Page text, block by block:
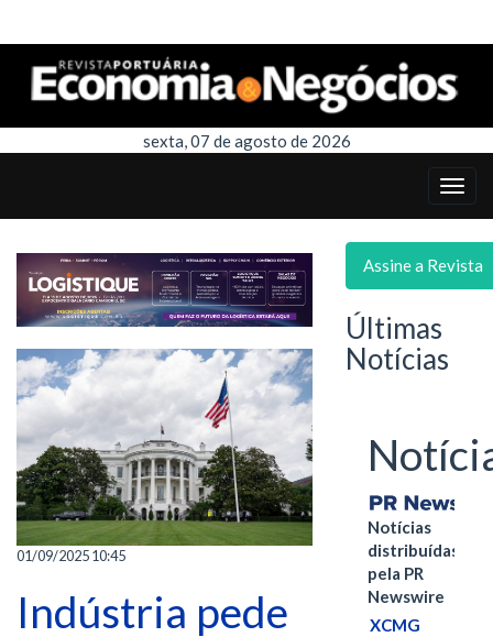
sexta, 07 de agosto de 2026
01/09/2025 10:45
Indústria pede
Assine a Revista
Últimas
Notícias
Notícias
distribuídas
pela PR
Newswire
XCMG